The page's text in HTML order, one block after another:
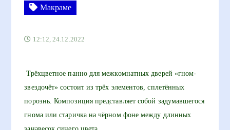
Макраме
12:12, 24.12.2022
Трёхцветное панно для межкомнатных дверей «гном-
звездочёт» состоит из трёх элементов, сплетённых
порознь. Композиция представляет собой задумавшегося
гнома или старичка на чёрном фоне между длинных